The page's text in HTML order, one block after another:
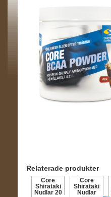
Relaterade produkter
Core
Shirataki
Nudlar 20
Core
Shirataki
Nudlar